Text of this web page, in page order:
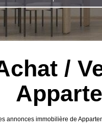
/
annonces immobilière de